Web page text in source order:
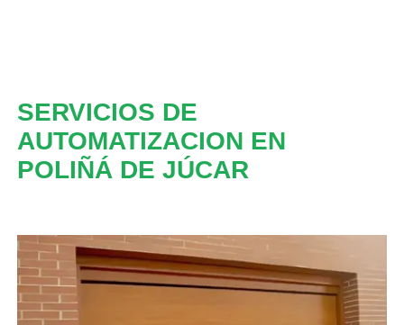
SERVICIOS DE
AUTOMATIZACION EN
POLIÑÁ DE JÚCAR